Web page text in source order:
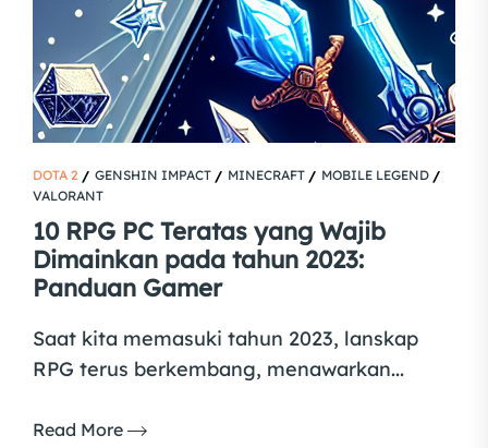
DOTA 2 GENSHIN IMPACT MINECRAFT
MOBILE LEGEND
VALORANT
10 RPG PC Teratas yang Wajib
Dimainkan pada tahun 2023:
Panduan Gamer
Saat kita memasuki tahun 2023, lanskap
RPG terus berkembang, menawarkan...
Read More